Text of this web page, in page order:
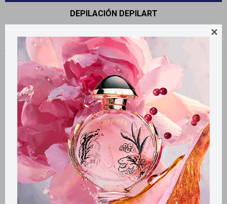

DEPILACIÓN DEPILART
Recomendados
Filtrando por: Depilación Depilart Quitar filtros
Llega HOY